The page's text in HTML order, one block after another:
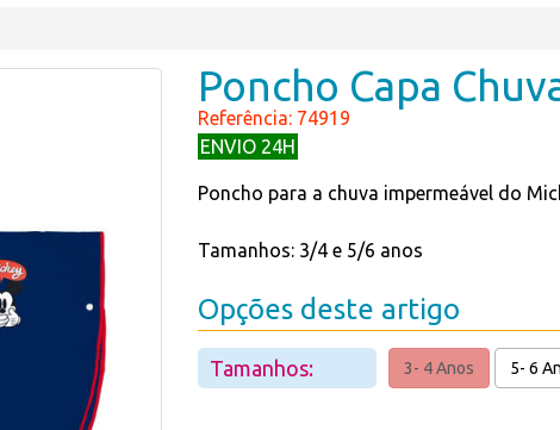
Poncho Capa
Referência: 74919
ENVIO 24H
Poncho para a chuva impermeável do
Tamanhos: 3/4 e 5/6 anos
Opções deste artigo
Tamanhos: 3- 4 Anos 5- 6